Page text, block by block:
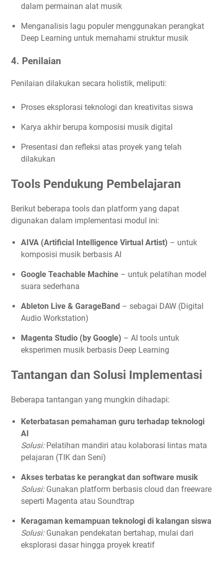
dalam permainan alat musik
Menganalisis lagu populer menggunakan perangkat
Deep Learning untuk memahami struktur musik
4. Penilaian
Penilaian dilakukan secara holistik, meliputi:
Proses eksplorasi teknologi dan kreativitas siswa
Karya akhir berupa komposisi musik digital
Presentasi dan refleksi atas proyek yang telah
dilakukan
Tools Pendukung Pembelajaran
Berikut beberapa tools dan platform yang dapat
digunakan dalam implementasi modul ini:
AIVA (Artificial Intelligence Virtual Artist) – untuk
komposisi musik berbasis AI
Google Teachable Machine – untuk pelatihan model
suara sederhana
Ableton Live & GarageBand – sebagai DAW (Digital
Audio Workstation)
Magenta Studio (by Google) – AI tools untuk
eksperimen musik berbasis Deep Learning
Tantangan dan Solusi Implementasi
Beberapa tantangan yang mungkin dihadapi:
Keterbatasan pemahaman guru terhadap teknologi
AI
Solusi:Pelatihan mandiri atau kolaborasi lintas mata
pelajaran (TIK dan Seni)
Akses terbatas ke perangkat dan software musik
Solusi:Gunakan platform berbasis cloud dan freeware
seperti Magenta atau Soundtrap
Keragaman kemampuan teknologi di kalangan siswa
Solusi:Gunakan pendekatan bertahap, mulai dari
eksplorasi dasar hingga proyek kreatif